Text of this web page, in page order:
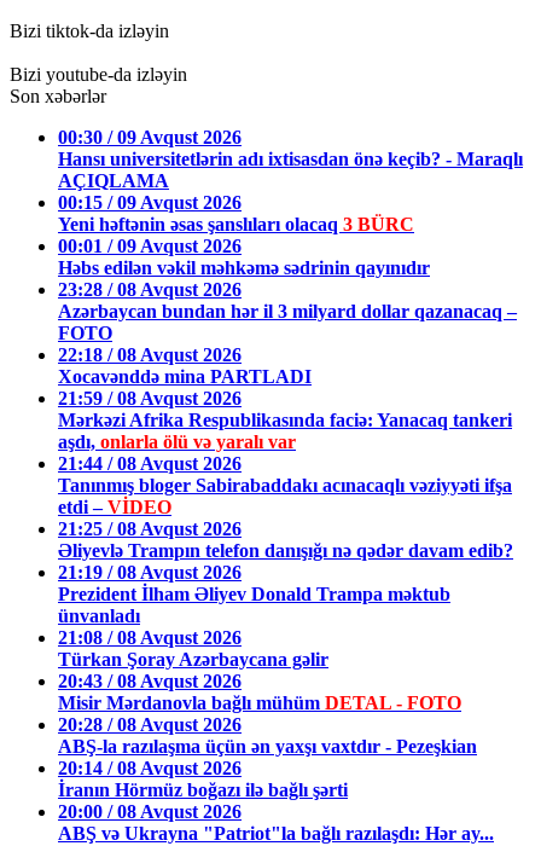
Bizi tiktok-da izləyin
Bizi youtube-da izləyin
Son xəbərlər
00:30 / 09 Avqust 2026
Hansı universitetlərin adı ixtisasdan önə keçib? - Maraqlı
AÇIQLAMA
00:15 / 09 Avqust 2026
Yeni həftənin əsas şanslıları olacaq 3 BÜRC
00:01 / 09 Avqust 2026
Həbs edilən vəkil məhkəmə sədrinin qayınıdır
23:28 / 08 Avqust 2026
Azərbaycan bundan hər il 3 milyard dollar qazanacaq –
FOTO
22:18 / 08 Avqust 2026
Xocavənddə mina PARTLADI
21:59 / 08 Avqust 2026
Mərkəzi Afrika Respublikasında faciə: Yanacaq tankeri
aşdı, onlarla ölü və yaralı var
21:44 / 08 Avqust 2026
Tanınmış bloger Sabirabaddakı acınacaqlı vəziyyəti ifşa
etdi –VİDEO
21:25 / 08 Avqust 2026
Əliyevlə Trampın telefon danışığı nə qədər davam edib?
21:19 / 08 Avqust 2026
Prezident İlham Əliyev Donald Trampa məktub
ünvanladı
21:08 / 08 Avqust 2026
Türkan Şoray Azərbaycana gəlir
20:43 / 08 Avqust 2026
Misir Mərdanovla bağlı mühüm DETAL - FOTO
20:28 / 08 Avqust 2026
ABŞ-la razılaşma üçün ən yaxşı vaxtdır - Pezeşkian
20:14 / 08 Avqust 2026
İranın Hörmüz boğazı ilə bağlı şərti
20:00 / 08 Avqust 2026
ABŞ və Ukrayna "Patriot"la bağlı razılaşdı: Hər ay...